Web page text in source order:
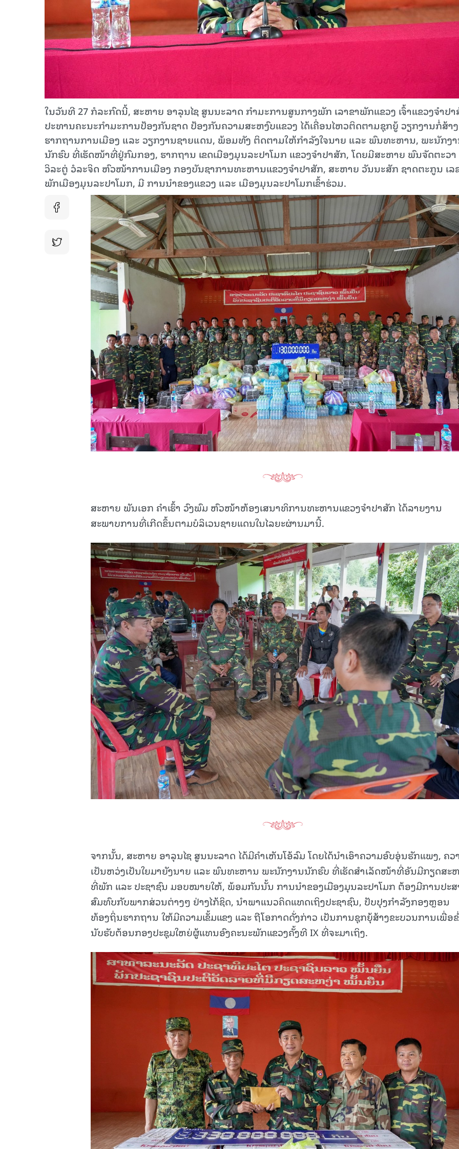
ໃນວັນທີ 27 ກໍລະກົດນີ້, ສະຫາຍ ອາລຸນໄຊ ສູນນະລາດ ກຳມະການສູນກາງພັກ ເລາຂາພັກແຂວງ ເຈົ້າແຂວງຈຳປ
ປະທານຄະນະກຳມະການປ້ອງກັນຊາດ ປ້ອງກັນຄວາມສະຫງົບແຂວງ ໄດ້ເຄື່ອນໄຫວຕິດຕາມຊຸກຍູ້ ວຽກງານກໍ່ສ້າງ
ຮາກຖານການເມືອງ ແລະ ວຽກງານຊາຍແດນ, ພ້ອມທັງ ຕິດຕາມໃຫ້ກຳລັງໃຈນາຍ ແລະ ພົນທະຫານ, ພະນັກງ
ນັກຮົບ ທີ່ເຮັດໜ້າທີ່ຢູ່ກົມກອງ, ຮາກຖານ ເຂດເມືອງມຸນລະປາໂມກ ແຂວງຈໍາປາສັກ, ໂດຍມີສະຫາຍ ພົນຈັດຕະວາ
ວິລະຕູ່ ວໍລະຈິດ ຫົວໜ້າການເມືອງ ກອງບັນຊາການທະຫານແຂວງຈໍາປາສັກ, ສະຫາຍ ວັນນະສັກ ຊາດຕະກູນ ເລ
ພັກເມືອງມຸນລະປາໂມກ, ມີ ການນຳຂອງແຂວງ ແລະ ເມືອງມຸນລະປາໂມກເຂົ້າຮ່ວມ.
ສະຫາຍ ພັນເອກ ຄຳເຮົ້າ ວົງພົມ ຫົວໜ້າຫ້ອງເສນາທິການທະຫານແຂວງຈຳປາສັກ ໄດ້ລາຍງານ
ສະພາບການທີ່ເກີດຂຶ້ນຕາມບໍລິເວນຊາຍແດນໃນໄລຍະຜ່ານມານີ້.
ຈາກນັ້ນ, ສະຫາຍ ອາລຸນໄຊ ສູນນະລາດ ໄດ້ມີຄຳເຫັນໂອ້ລົມ ໂດຍໄດ້ນຳເອົາຄວາມອົບອຸ່ນຮັກແພງ, ຄວ
ເປັນຫວ່ງເປັນໃຍມາຍັງນາຍ ແລະ ພົນທະຫານ ພະນັກງານນັກຮົບ ທີ່ເຮັດສໍາເລັດໜ້າທີ່ອັນມີກຽດສະ
ທີ່ພັກ ແລະ ປະຊາຊົນ ມອບໝາຍໃຫ້, ພ້ອມກັນນັ້ນ ການນຳຂອງເມືອງມຸນລະປາໂມກ ຕ້ອງມີການປະ
ສົມທົບກັບພາກສ່ວນຕ່າງໆ ຢ່າງໄກ້ຊິດ, ນຳພາແນວຄິດແທດເຖິງປະຊາຊົນ, ປັບປຸງກໍາລັງກອງຫຼອນ
ທ້ອງຖິ່ນຮາກຖານ ໃຫ້ມີຄວາມເຂັ້ມແຂງ ແລະ ຖືໂອກາດດັ່ງກ່າວ ເປັນການຊຸກຍຸ້ສ້າງຂະບວນການເພື່ອ
ນັບຮັບຕ້ອນກອງປະຊຸມໃຫຍ່ຜູ້ແທນອົງຄະນະພັກແຂວງຄັ້ງທີ IX ທີ່ຈະມາເຖິງ.
15.039(06-08-2026) 15.038(05-08-